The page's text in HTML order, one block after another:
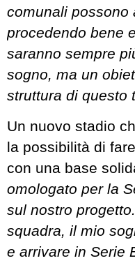
comunali possono
procedendo bene
saranno sempre
sogno, ma un
struttura di questo
Un nuovo stadio
la possibilità di
con una base
omologato per la
sul nostro
squadra, il mio
e arrivare in Serie